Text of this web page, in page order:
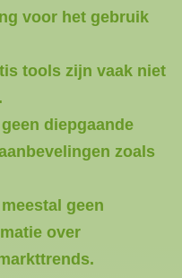
voor het gebruik
tools zijn vaak niet
diepgaande
zoals
geen
over